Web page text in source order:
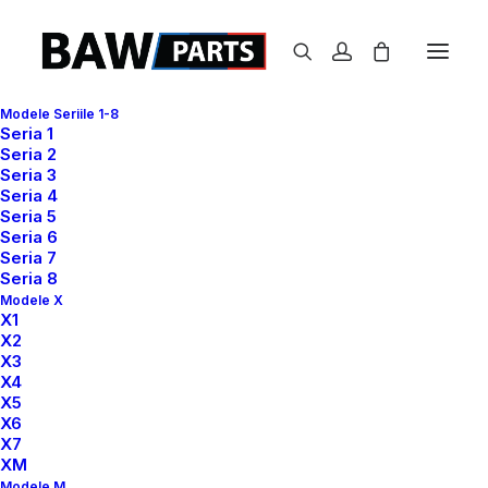
Modele Seriile 1-8
Seria 1
Seria 2
Seria 3
Seria 4
Seria 5
Seria 6
Seria 7
Seria 8
Modele X
X1
X2
X3
X4
X5
X6
X7
XM